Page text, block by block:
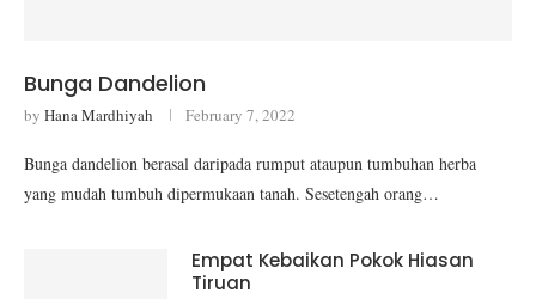
Bunga Dandelion
by Hana Mardhiyah February 7, 2022
Bunga dandelion berasal daripada rumput ataupun tumbuhan herba
yang mudah tumbuh dipermukaan tanah. Sesetengah orang…
Empat Kebaikan Pokok Hiasan
Tiruan